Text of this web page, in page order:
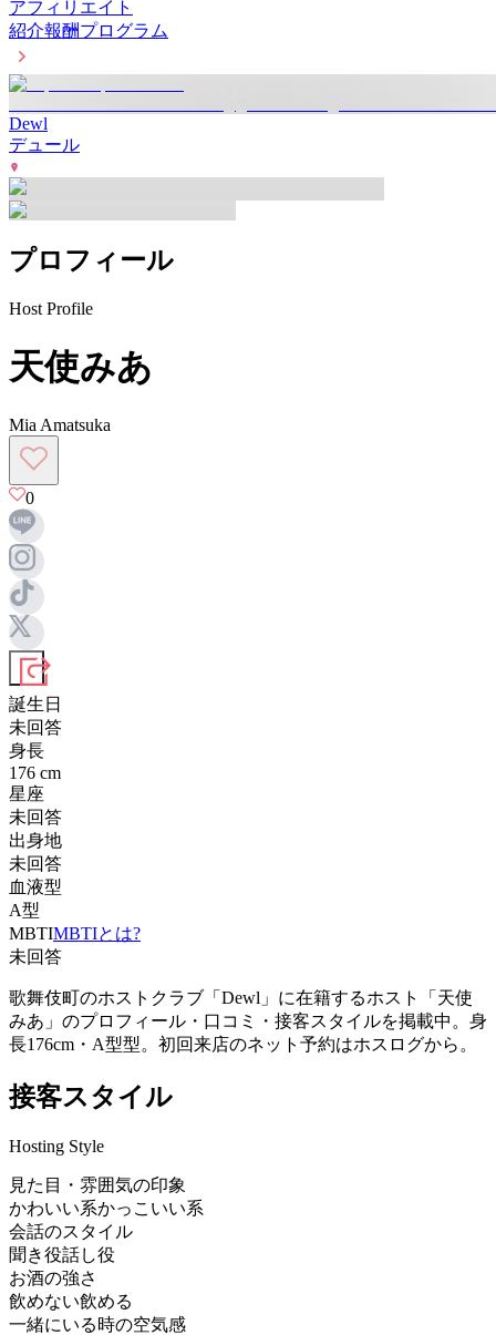
アフィリエイト
紹介報酬プログラム
Dewl
デュール
プロフィール
Host Profile
天使みあ
Mia Amatsuka
0
誕生日
未回答
身長
176 cm
星座
未回答
出身地
未回答
血液型
A型
MBTIMBTIとは?
未回答
歌舞伎町のホストクラブ「Dewl」に在籍するホスト「天使
みあ」のプロフィール・口コミ・接客スタイルを掲載中。身
長176cm・A型型。初回来店のネット予約はホスログから。
接客スタイル
Hosting Style
見た目・雰囲気の印象
かわいい系かっこいい系
会話のスタイル
聞き役話し役
お酒の強さ
飲めない飲める
一緒にいる時の空気感